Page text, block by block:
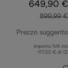
649,90 €
899,99 €
Prezzo suggerito
Importo IVA
117,20 € di